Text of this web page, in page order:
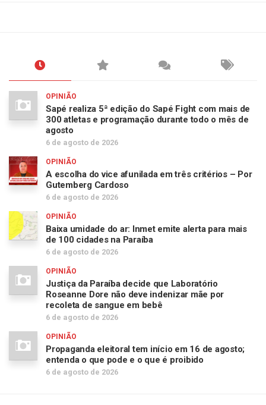
OPINIÃO
Sapé realiza 5ª edição do Sapé Fight com mais de
300 atletas e programação durante todo o mês de
agosto
6 de agosto de 2026
OPINIÃO
A escolha do vice afunilada em três critérios – Por
Gutemberg Cardoso
6 de agosto de 2026
OPINIÃO
Baixa umidade do ar: Inmet emite alerta para mais
de 100 cidades na Paraíba
6 de agosto de 2026
OPINIÃO
Justiça da Paraíba decide que Laboratório
Roseanne Dore não deve indenizar mãe por
recoleta de sangue em bebê
6 de agosto de 2026
OPINIÃO
Propaganda eleitoral tem início em 16 de agosto;
entenda o que pode e o que é proibido
6 de agosto de 2026